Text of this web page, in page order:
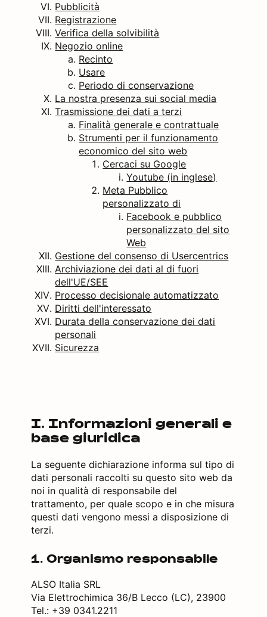
Pubblicità
Registrazione
Verifica della solvibilità
Negozio online
Recinto
Usare
Periodo di conservazione
La nostra presenza sui social media
Trasmissione dei dati a terzi
Finalità generale e contrattuale
Strumenti per il funzionamento
economico del sito web
Cercaci su Google
Youtube (in inglese)
Meta Pubblico
personalizzato di
Facebook e pubblico
personalizzato del sito
Web
Gestione del consenso di Usercentrics
Archiviazione dei dati al di fuori
dell'UE/SEE
Processo decisionale automatizzato
Diritti dell'interessato
Durata della conservazione dei dati
personali
Sicurezza
I. Informazioni generali e
base giuridica
La seguente dichiarazione informa sul tipo di
dati personali raccolti su questo sito web da
noi in qualità di responsabile del
trattamento, per quale scopo e in che misura
questi dati vengono messi a disposizione di
terzi.
1. Organismo responsabile
ALSO Italia SRL
Via Elettrochimica 36/B Lecco (LC), 23900
Tel.: +39 0341.2211